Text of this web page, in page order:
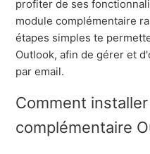
profiter de ses
module complémentaire
étapes simples te
Outlook, afin de gérer et
par email.
Comment
complémentaire